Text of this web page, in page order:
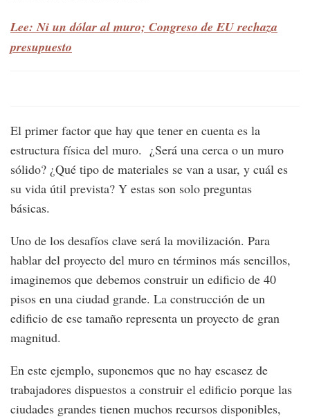
Lee: Ni un dólar al muro; Congreso de EU rechaza
presupuesto
El primer factor que hay que tener en cuenta es la
estructura física del muro. ¿Será una cerca o un muro
sólido? ¿Qué tipo de materiales se van a usar, y cuál es
su vida útil prevista? Y estas son solo preguntas
básicas.
Uno de los desafíos clave será la movilización. Para
hablar del proyecto del muro en términos más sencillos,
imaginemos que debemos construir un edificio de 40
pisos en una ciudad grande. La construcción de un
edificio de ese tamaño representa un proyecto de gran
magnitud.
En este ejemplo, suponemos que no hay escasez de
trabajadores dispuestos a construir el edificio porque las
ciudades grandes tienen muchos recursos disponibles,